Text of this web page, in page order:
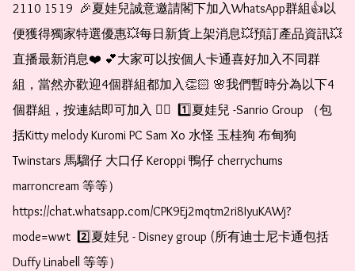
2110 1519  🎉夏娃兒誠意邀請閣下加入WhatsApp群組👍以
便獲得獨家特選優惠💥每日新貨上架消息💥預訂產品資訊💥
直播最新消息❤️ 💕大家可以按個人卡通喜好加入不同群
組，當然亦歡迎4個群組都加入👏🏻 🌸我們暫時分為以下4
個群組，按連結即可加入 👇🏻  1️⃣夏娃兒 -Sanrio Group （包
括Kitty melody Kuromi PC Sam Xo 水怪 玉桂狗 布甸狗
Twinstars 馬騮仔 大口仔 Keroppi 鴨仔 cherrychums
marroncream 等等）
https://chat.whatsapp.com/CPK9Ej2mqtm2ri8IyuKAWj?
mode=wwt  2️⃣夏娃兒 - Disney group (所有迪士尼卡通包括
Duffy Linabell 等等）